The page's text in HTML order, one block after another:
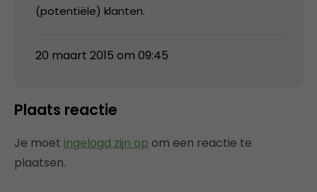
(potentiële) klanten.
20 maart 2015 om 09:45
Plaats reactie
Je moet ingelogd zijn op om een reactie te
plaatsen.